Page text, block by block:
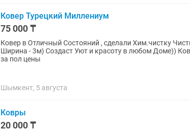
Ковер Турецкий Миллениум
75 000 ₸
Ковер в Отличный Состояний , сделали Хим.чистку
Ширина - 3м) Создаст Уют и красоту в любом Доме))
за пол цены
Шымкент, 5 августа
Ковры
20 000 ₸